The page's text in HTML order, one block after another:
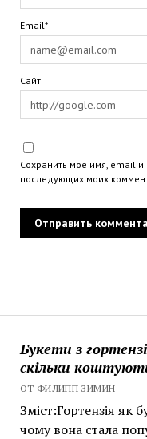
Букети з
скільки
ОТ ФИЛИПП ЗИМИН
Зміст:Гортензія як
чому вона стала
Email*
Сайт
Сохранить моё имя, email
последующих моих